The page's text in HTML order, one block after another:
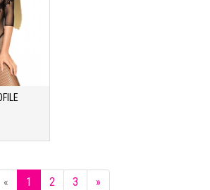
« Previous
1 2 3 »